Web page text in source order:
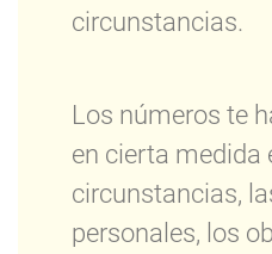
circunstancias.
Los números te
en cierta medida
circunstancias,
personales, los